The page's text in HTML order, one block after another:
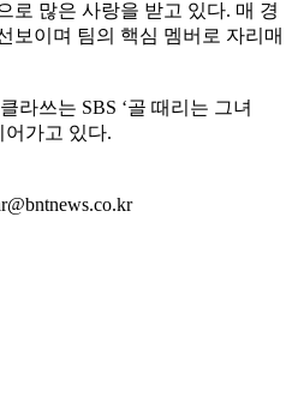
로 많은 사랑을 받고 있다. 매 경
보이며 팀의 핵심 멤버로 자리매
라쓰는 SBS ‘골 때리는 그녀
어가고 있다.